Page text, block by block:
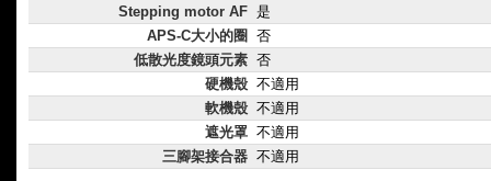
Stepping motor AF 是
APS-C大小的圈
否
低散光度鏡頭元素 否
硬機殼 不適用
軟機殼 不適用
遮光罩 不適用
三腳架接合器 不適用